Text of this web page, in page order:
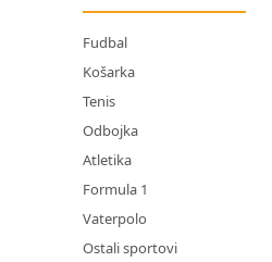
Fudbal
Košarka
Tenis
Odbojka
Atletika
Formula 1
Vaterpolo
Ostali sportovi